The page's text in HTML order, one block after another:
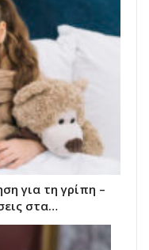
για τη γρίπη –
στα…